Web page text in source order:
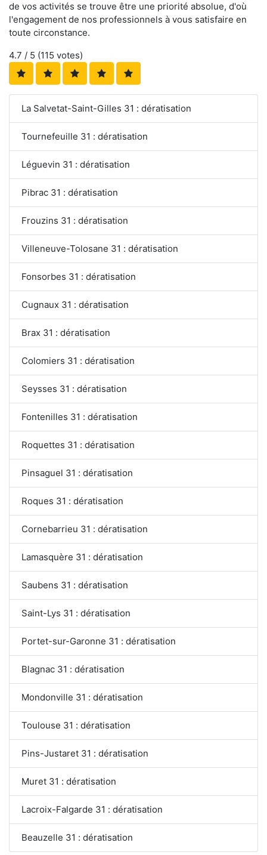
de vos activités se trouve être une priorité absolue, d'où
l'engagement de nos professionnels à vous satisfaire en
toute circonstance.
4.7 / 5 (115 votes)
La Salvetat-Saint-Gilles 31 : dératisation
Tournefeuille 31 : dératisation
Léguevin 31 : dératisation
Pibrac 31 : dératisation
Frouzins 31 : dératisation
Villeneuve-Tolosane 31 : dératisation
Fonsorbes 31 : dératisation
Cugnaux 31 : dératisation
Brax 31 : dératisation
Colomiers 31 : dératisation
Seysses 31 : dératisation
Fontenilles 31 : dératisation
Roquettes 31 : dératisation
Pinsaguel 31 : dératisation
Roques 31 : dératisation
Cornebarrieu 31 : dératisation
Lamasquère 31 : dératisation
Saubens 31 : dératisation
Saint-Lys 31 : dératisation
Portet-sur-Garonne 31 : dératisation
Blagnac 31 : dératisation
Mondonville 31 : dératisation
Toulouse 31 : dératisation
Pins-Justaret 31 : dératisation
Muret 31 : dératisation
Lacroix-Falgarde 31 : dératisation
Beauzelle 31 : dératisation